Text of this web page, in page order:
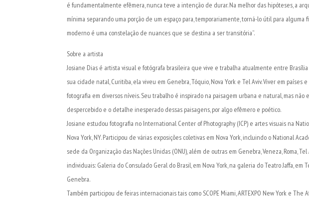
é fundamentalmente efêmera, nunca teve a intenção de durar. Na melhor das hipóteses, a
mínima separando uma porção de um espaço para, temporariamente, torná-lo útil para alguma
moderno é uma constelação de nuances que se destina a ser transitória”.
Sobre a artista
Josiane Dias é artista visual e fotógrafa brasileira que vive e trabalha atualmente entre
sua cidade natal, Curitiba, ela viveu em Genebra, Tóquio, Nova York e Tel Aviv. Viver em
fotografia em diversos níveis. Seu trabalho é inspirado na paisagem urbana e natural, mas não
despercebido e o detalhe inesperado dessas paisagens, por algo efêmero e poético.
Josiane estudou fotografia no International Center of Photography (ICP) e artes visuais na
Nova York, NY. Participou de várias exposições coletivas em Nova York, incluindo o National
sede da Organização das Nações Unidas (ONU), além de outras em Genebra, Veneza, Roma,
individuais: Galeria do Consulado Geral do Brasil, em Nova York, na galeria do Teatro Jaffa, em
Genebra.
Também participou de feiras internacionais tais como SCOPE Miami, ARTEXPO New York e The